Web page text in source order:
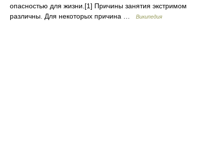
опасностью для жизни.[1] Причины занятия экстримом
различны. Для некоторых причина …
Википедия